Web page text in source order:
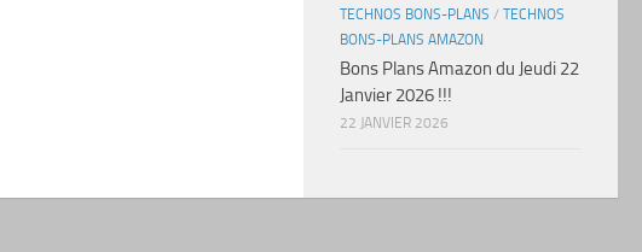
TECHNOS BONS-PLANS / TECHNOS
BONS-PLANS AMAZON
Bons Plans Amazon du Jeudi 22
Janvier 2026 !!!
22 JANVIER 2026